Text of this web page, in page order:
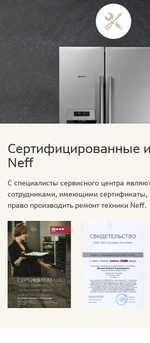
Сертифицированные
Neff
С специалисты сервисного центра
сотрудниками, имеющими
право производить ремонт техники Neff.